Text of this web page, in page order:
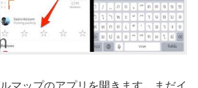
マップのアプリを開きます。まだイ